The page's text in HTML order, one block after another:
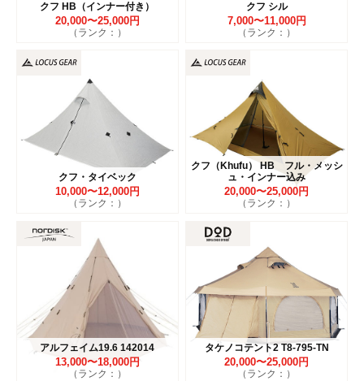
クフ HB（インナー付き）
20,000〜25,000円
（ランク：）
クフ シル
7,000〜11,000円
（ランク：）
クフ・タイベック
10,000〜12,000円
（ランク：）
クフ（Khufu） HB フル・メッシ
ュ・インナー込み
20,000〜25,000円
（ランク：）
アルフェイム19.6 142014
13,000〜18,000円
（ランク：）
タケノコテント2 T8-795-TN
20,000〜25,000円
（ランク：）